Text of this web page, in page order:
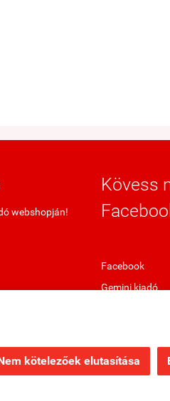
kötelezőek elutasítása
webshopján!
Kövess
Facebook
Gemini kiadó